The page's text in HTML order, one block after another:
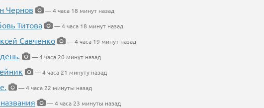
Чернов
— 4 часа 18 минут назад
Титова
— 4 часа 18 минут назад
Савченко
— 4 часа 19 минут назад
— 4 часа 20 минут назад
— 4 часа 21 минуту назад
— 4 часа 22 минуты назад
— 4 часа 23 минуты назад